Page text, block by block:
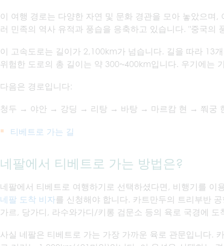
이 여행 경로는 다양한 자연 및 문화 경관을 모아 놓았으며
러 민족의 역사 유적과 풍습을 응축하고 있습니다. "중국의
이 고속도로는 길이가 2,100km가 넘습니다. 길을 따라 13
위험한 도로의 총 길이는 약 300~400km입니다. 우기에는
다음은 경로입니다:
청두 → 야안 → 강딩 → 리탕 → 바탕 → 마르캄 현 → 쭤궁
티베트로 가는 길
네팔에서 티베트로 가는 방법은?
네팔에서 티베트로 여행하기로 선택하셨다면, 비행기를
네팔 도착 비자를 신청해야 합니다. 카트만두의 트리부반
가르, 당가디, 라수와가디/키롱 검문소 등의 육로 국경에 도
사실 네팔은 티베트로 가는 가장 가까운 육로 관문입니다.